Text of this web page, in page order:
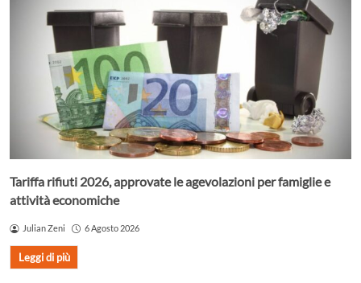
Tariffa rifiuti 2026, approvate le agevolazioni per famiglie e
attività economiche
Julian Zeni 6 Agosto 2026
Leggi di più